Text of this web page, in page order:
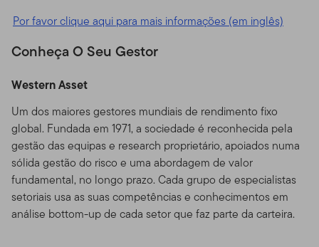
Por favor clique aqui para mais informações (em inglês)
Conheça O Seu Gestor
Western Asset
Um dos maiores gestores mundiais de rendimento fixo
global. Fundada em 1971, a sociedade é reconhecida pela
gestão das equipas e research proprietário, apoiados numa
sólida gestão do risco e uma abordagem de valor
fundamental, no longo prazo. Cada grupo de especialistas
setoriais usa as suas competências e conhecimentos em
análise bottom-up de cada setor que faz parte da carteira.